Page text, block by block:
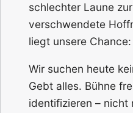
schlechter Laune
verschwendete
liegt unsere
Wir suchen heute
Gebt alles. Bühne
identifizieren – nicht